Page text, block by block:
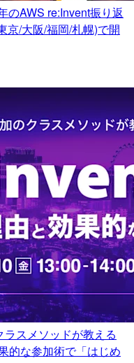
のAWS re:Invent振り返
京/大阪/福岡/札幌)で開
ラスメソッドが教える
的な参加術で「はじめ